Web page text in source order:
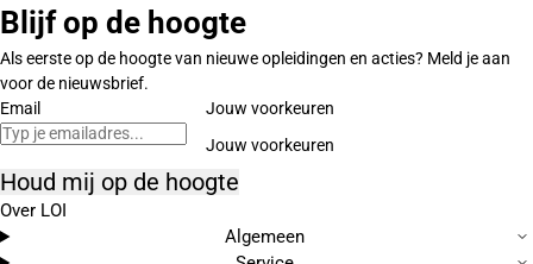
Blijf op de hoogte
Als eerste op de hoogte van nieuwe opleidingen en acties? Meld je aan
voor de nieuwsbrief.
Email
Jouw voorkeuren
Houd mij op de hoogte
Over LOI
Algemeen